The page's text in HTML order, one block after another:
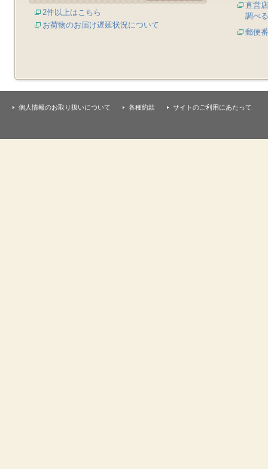
2件以上はこちら
お荷物のお届け遅延状況について
直営
調べる
郵便
個人情報のお取り扱いについて 各種約款 サイトのご利用にあたって